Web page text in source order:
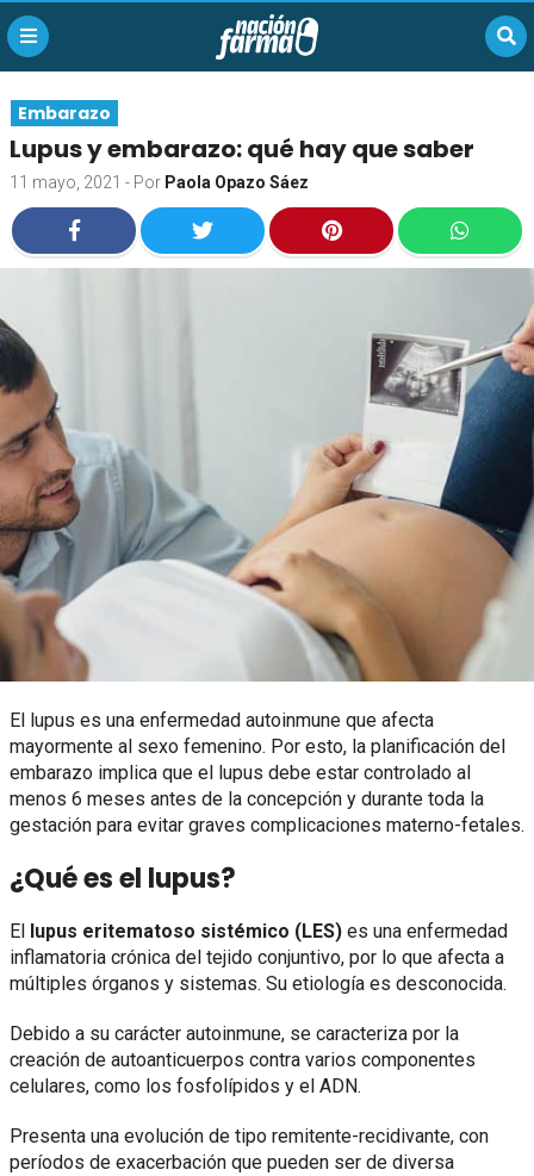
Embarazo
Lupus y embarazo: qué hay que saber
11 mayo, 2021 - Por Paola Opazo Sáez
El lupus es una enfermedad autoinmune que afecta
mayormente al sexo femenino. Por esto, la planificación del
embarazo implica que el lupus debe estar controlado al
menos 6 meses antes de la concepción y durante toda la
gestación para evitar graves complicaciones materno-fetales.
¿Qué es el lupus?
El lupus eritematoso sistémico (LES) es una enfermedad
inflamatoria crónica del tejido conjuntivo, por lo que afecta a
múltiples órganos y sistemas. Su etiología es desconocida.
Debido a su carácter autoinmune, se caracteriza por la
creación de autoanticuerpos contra varios componentes
celulares, como los fosfolípidos y el ADN.
Presenta una evolución de tipo remitente-recidivante, con
períodos de exacerbación que pueden ser de diversa